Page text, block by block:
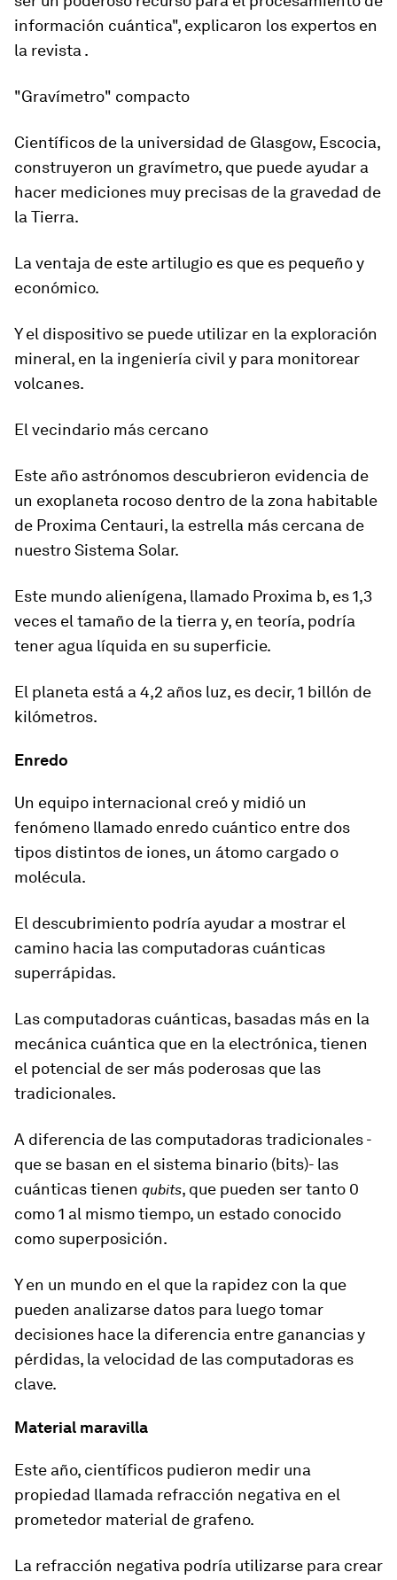
información cuántica", explicaron los expertos en
la revista .
"Gravímetro" compacto
Científicos de la universidad de Glasgow, Escocia,
construyeron un gravímetro, que puede ayudar a
hacer mediciones muy precisas de la gravedad de
la Tierra.
La ventaja de este artilugio es que es pequeño y
económico.
Y el dispositivo se puede utilizar en la exploración
mineral, en la ingeniería civil y para monitorear
volcanes.
El vecindario más cercano
Este año astrónomos descubrieron evidencia de
un exoplaneta rocoso dentro de la zona habitable
de Proxima Centauri, la estrella más cercana de
nuestro Sistema Solar.
Este mundo alienígena, llamado Proxima b, es 1,3
veces el tamaño de la tierra y, en teoría, podría
tener agua líquida en su superficie.
El planeta está a 4,2 años luz, es decir, 1 billón de
kilómetros.
Enredo
Un equipo internacional creó y midió un
fenómeno llamado enredo cuántico entre dos
tipos distintos de iones, un átomo cargado o
molécula.
El descubrimiento podría ayudar a mostrar el
camino hacia las computadoras cuánticas
superrápidas.
Las computadoras cuánticas, basadas más en la
mecánica cuántica que en la electrónica, tienen
el potencial de ser más poderosas que las
tradicionales.
A diferencia de las computadoras tradicionales -
que se basan en el sistema binario (bits)- las
cuánticas tienen qubits, que pueden ser tanto 0
como 1 al mismo tiempo, un estado conocido
como superposición.
Y en un mundo en el que la rapidez con la que
pueden analizarse datos para luego tomar
decisiones hace la diferencia entre ganancias y
pérdidas, la velocidad de las computadoras es
clave.
Material maravilla
Este año, científicos pudieron medir una
propiedad llamada refracción negativa en el
prometedor material de grafeno.
La refracción negativa podría utilizarse para crear